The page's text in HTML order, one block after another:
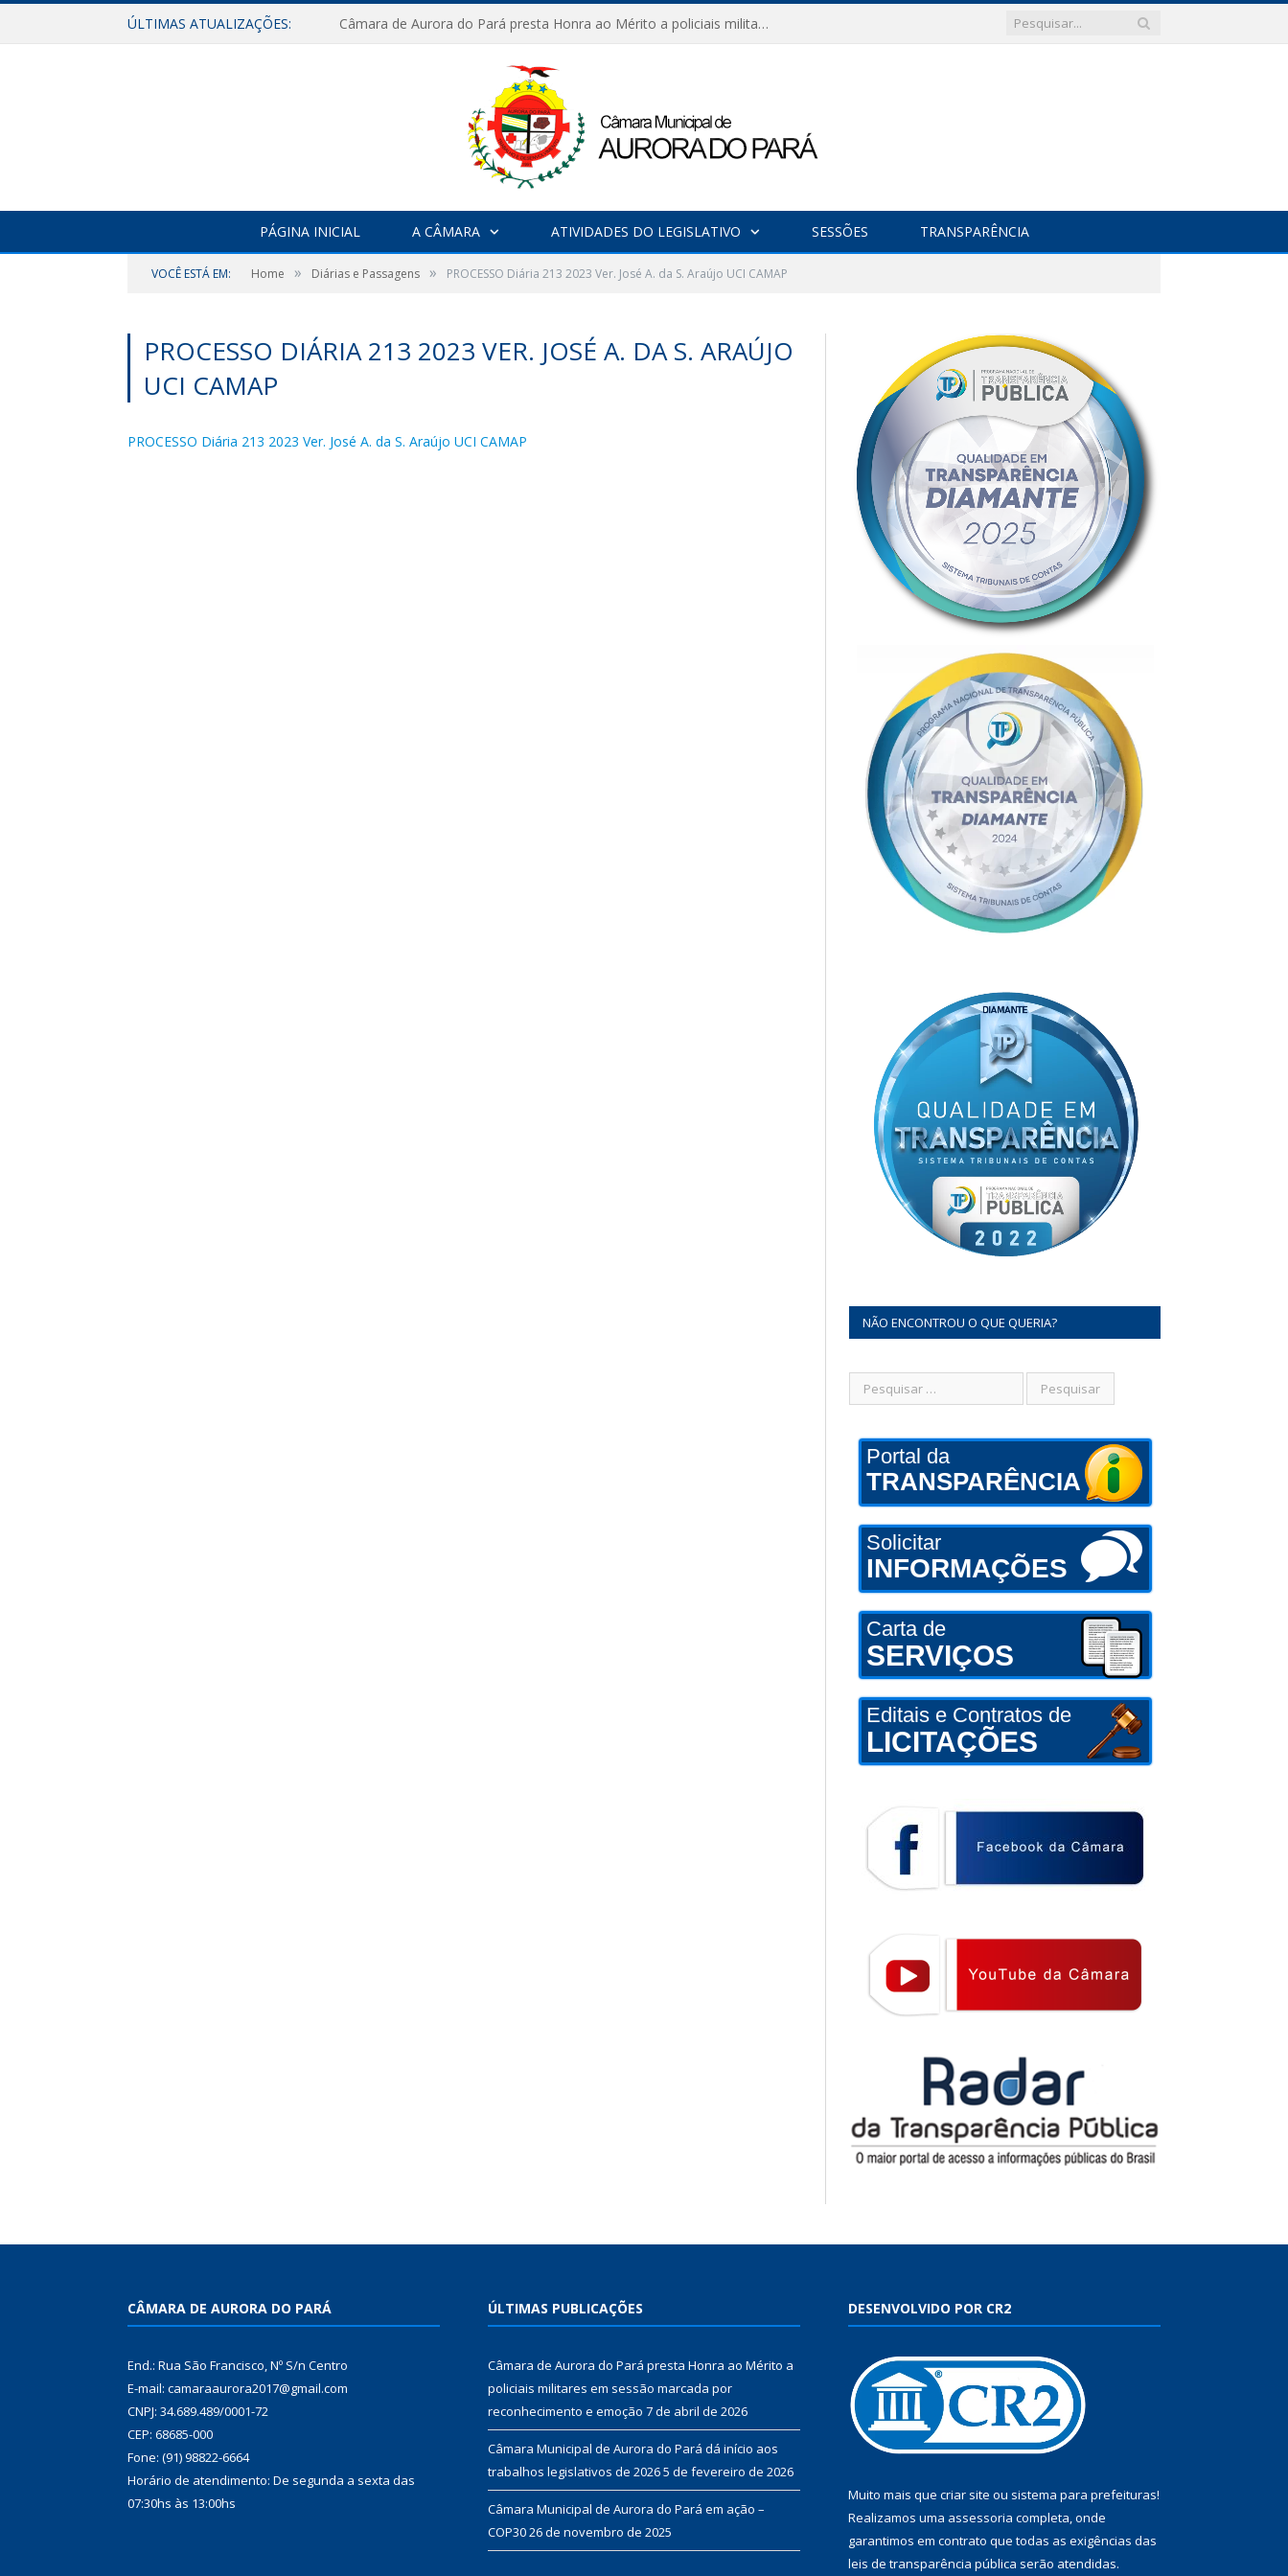
ÚLTIMAS ATUALIZAÇÕES: Câmara de Aurora do Pará presta Honra ao Mérito a policiais militares em sessão marcada por reconhecimento e emoção
PÁGINA INICIAL A CÂMARA ATIVIDADES DO LEGISLATIVO SESSÕES TRANSPARÊNCIA
VOCÊ ESTÁ EM: Home » Diárias e Passagens » PROCESSO Diária 213 2023 Ver. José A. da S. Araújo UCI CAMAP
PROCESSO DIÁRIA 213 2023 VER. JOSÉ A. DA S. ARAÚJO
UCI CAMAP
PROCESSO Diária 213 2023 Ver. José A. da S. Araújo UCI CAMAP
NÃO ENCONTROU O QUE QUERIA?
Portal da
TRANSPARÊNCIA
Solicitar
INFORMAÇÕES
Carta de
SERVIÇOS
Editais e Contratos de
LICITAÇÕES
CÂMARA DE AURORA DO PARÁ
End.: Rua São Francisco, Nº S/n Centro
E-mail: camaraaurora2017@gmail.com
CNPJ: 34.689.489/0001-72
CEP: 68685-000
Fone: (91) 98822-6664
Horário de atendimento: De segunda a sexta das
07:30hs às 13:00hs
ÚLTIMAS PUBLICAÇÕES
Câmara de Aurora do Pará presta Honra ao Mérito a
policiais militares em sessão marcada por
reconhecimento e emoção 7 de abril de 2026
Câmara Municipal de Aurora do Pará dá início aos
trabalhos legislativos de 20265 de fevereiro de 2026
Câmara Municipal de Aurora do Pará em ação –
COP3026 de novembro de 2025
DESENVOLVIDO POR CR2
Muito mais que criar site ou sistema para prefeituras!
Realizamos uma assessoria completa, onde
garantimos em contrato que todas as exigências das
leis de transparência pública serão atendidas.